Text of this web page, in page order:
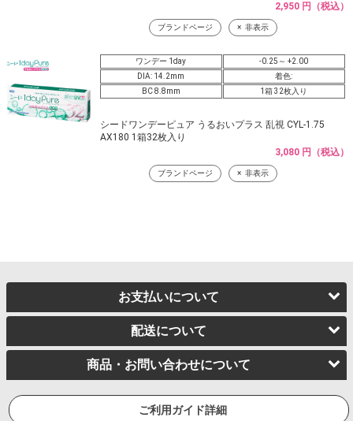
2,950 円（税込）
ブランドページ 非表示
ワンデー 1day
-0.25～ +2.00
DIA: 14.2mm
着色:
BC 8.8mm
1箱 32枚入り
シードワンデーピュア うるおいプラス 乱視 CYL-1.75
AX180 1箱32枚入り
3,080 円（税込）
ブランドページ 非表示
お支払いについて
配送について
商品・お問い合わせについて
ご利用ガイド詳細